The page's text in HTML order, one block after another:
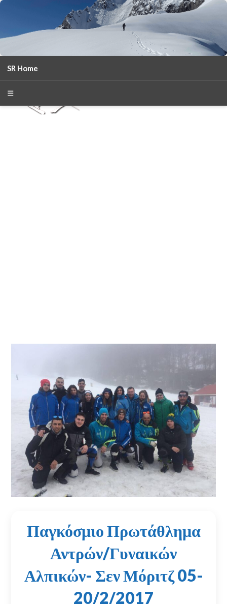
SR Home
☰
Παγκόσμιο Πρωτάθλημα
Αντρών/Γυναικών
Αλπικών- Σεν Μόριτζ 05-
20/2/2017